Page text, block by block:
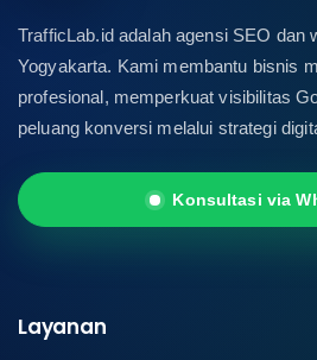
TrafficLab.id adalah agensi SEO dan
Yogyakarta. Kami membantu bisnis
profesional, memperkuat visibilitas
peluang konversi melalui strategi
Konsultasi via
Layanan